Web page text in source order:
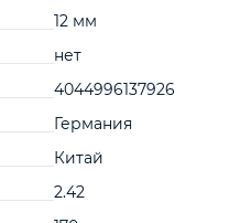
12 мм
нет
4044996137926
Германия
Китай
2.42